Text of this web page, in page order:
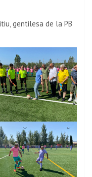
gentilesa de la PB